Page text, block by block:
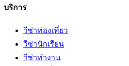
บริการ
วีซ่าท่องเที่ยว
วีซ่านักเรียน
วีซ่าทำงาน